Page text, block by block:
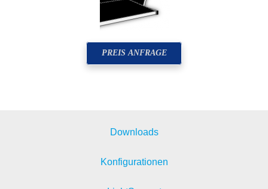
PREIS ANFRAGE
Downloads
Konfigurationen